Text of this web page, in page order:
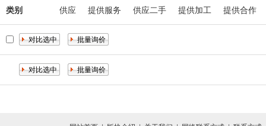
类别 供应 提供服务 供应二手 提供加工 提供合作